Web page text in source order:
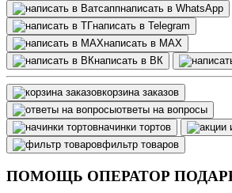
написать в WhatsApp
написать в Telegram
написать в МАХ
написать в ВК
корзина заказов
ответы на вопросы
начинки тортов
фильтр товаров
ПОМОЩЬ ОПЕРАТОР